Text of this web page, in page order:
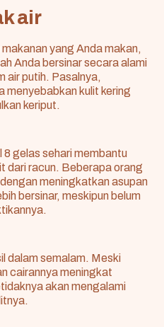
air
yang Anda makan,
Anda bersinar secara alami
air putih. Pasalnya,
menyebabkan kulit kering
keriput.
8 gelas sehari membantu
dari racun. Beberapa orang
meningkatkan asupan
bersinar, meskipun belum
dalam semalam. Meski
cairannya meningkat
akan mengalami